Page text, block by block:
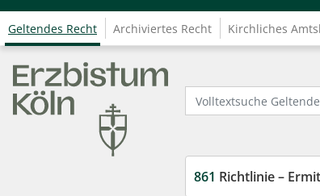
Logo Fachinformationssystem Kirchenrecht
Geltendes Recht Archiviertes Recht Kirchliches
Volltextsuche Geltendes
861 Richtlinie – Ermittlung des